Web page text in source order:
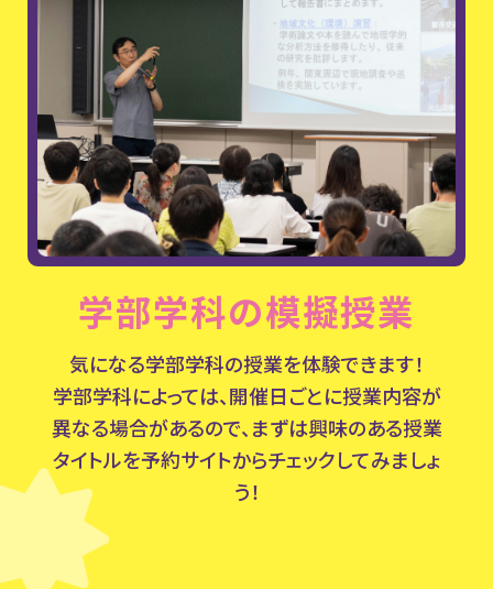
学部学科の模擬授業
気になる学部学科の授業を体験できます！
学部学科によっては、開催日ごとに授業内容が
異なる場合があるので、まずは興味のある授業
タイトルを予約サイトからチェックしてみましょ
う！